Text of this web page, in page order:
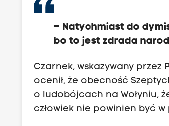
– Natychmiast do
bo to jest zdrada
Czarnek, wskazywany przez
ocenił, że obecność
o ludobójcach na Wołyniu,
człowiek nie powinien być w